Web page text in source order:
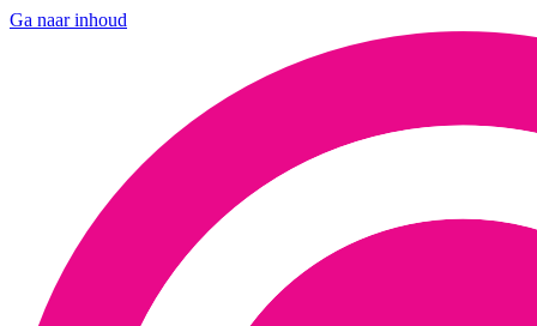
Ga naar inhoud